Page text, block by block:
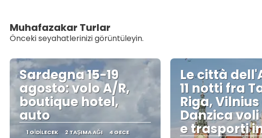
Muhafazakar Turlar
Önceki seyahatlerinizi görüntüleyin.
Sardegna 15-19
agosto: volo A/R,
boutique hotel,
auto
1 GIDILECEK 2 TAŞIMA AĞI 4 GECE
Le città
11 notti fra
Riga, Vilnius
Danzica
e trasporti